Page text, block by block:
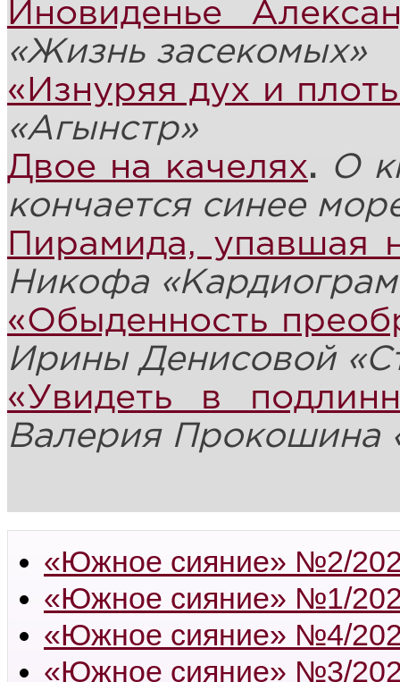
Иновиденье
«Жизнь засекомых»
«Изнуряя дух и
«Агынстр»
Двое на качелях. О
кончается синее
Пирамида, упавшая
Никофа
«Обыденность
Ирины Денисовой «
«Увидеть в
Валерия Прокошина
«Южное сияние» №2/
«Южное сияние» №1/
«Южное сияние» №4/
«Южное сияние» №3/